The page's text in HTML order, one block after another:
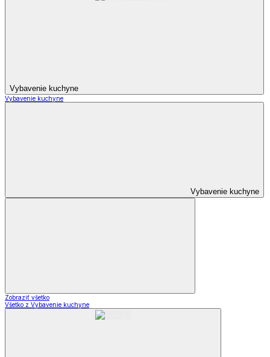
Vybavenie kuchyne
Vybavenie kuchyne
Vybavenie kuchyne
Zobraziť všetko
Všetko z Vybavenie kuchyne